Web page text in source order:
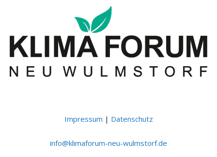
Impressum | Datenschutz
ed.fr
otsml
uw-ue
n-mur
ofami
lk@of
ni